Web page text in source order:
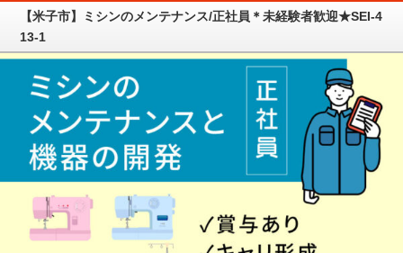
【米子市】ミシンのメンテナンス/正社員＊未経験者歓迎★SEI-4
13-1